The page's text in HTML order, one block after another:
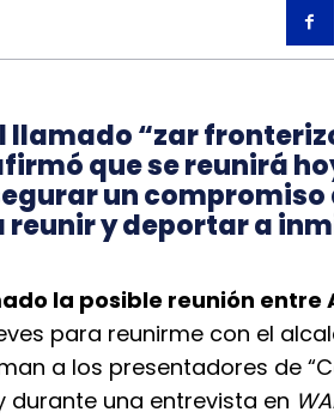
llamado “zar
que se reunirá
un
reunir y deportar a
la posible reunión entre
para reunirme con el
a los presentadores de
durante una entrevista en